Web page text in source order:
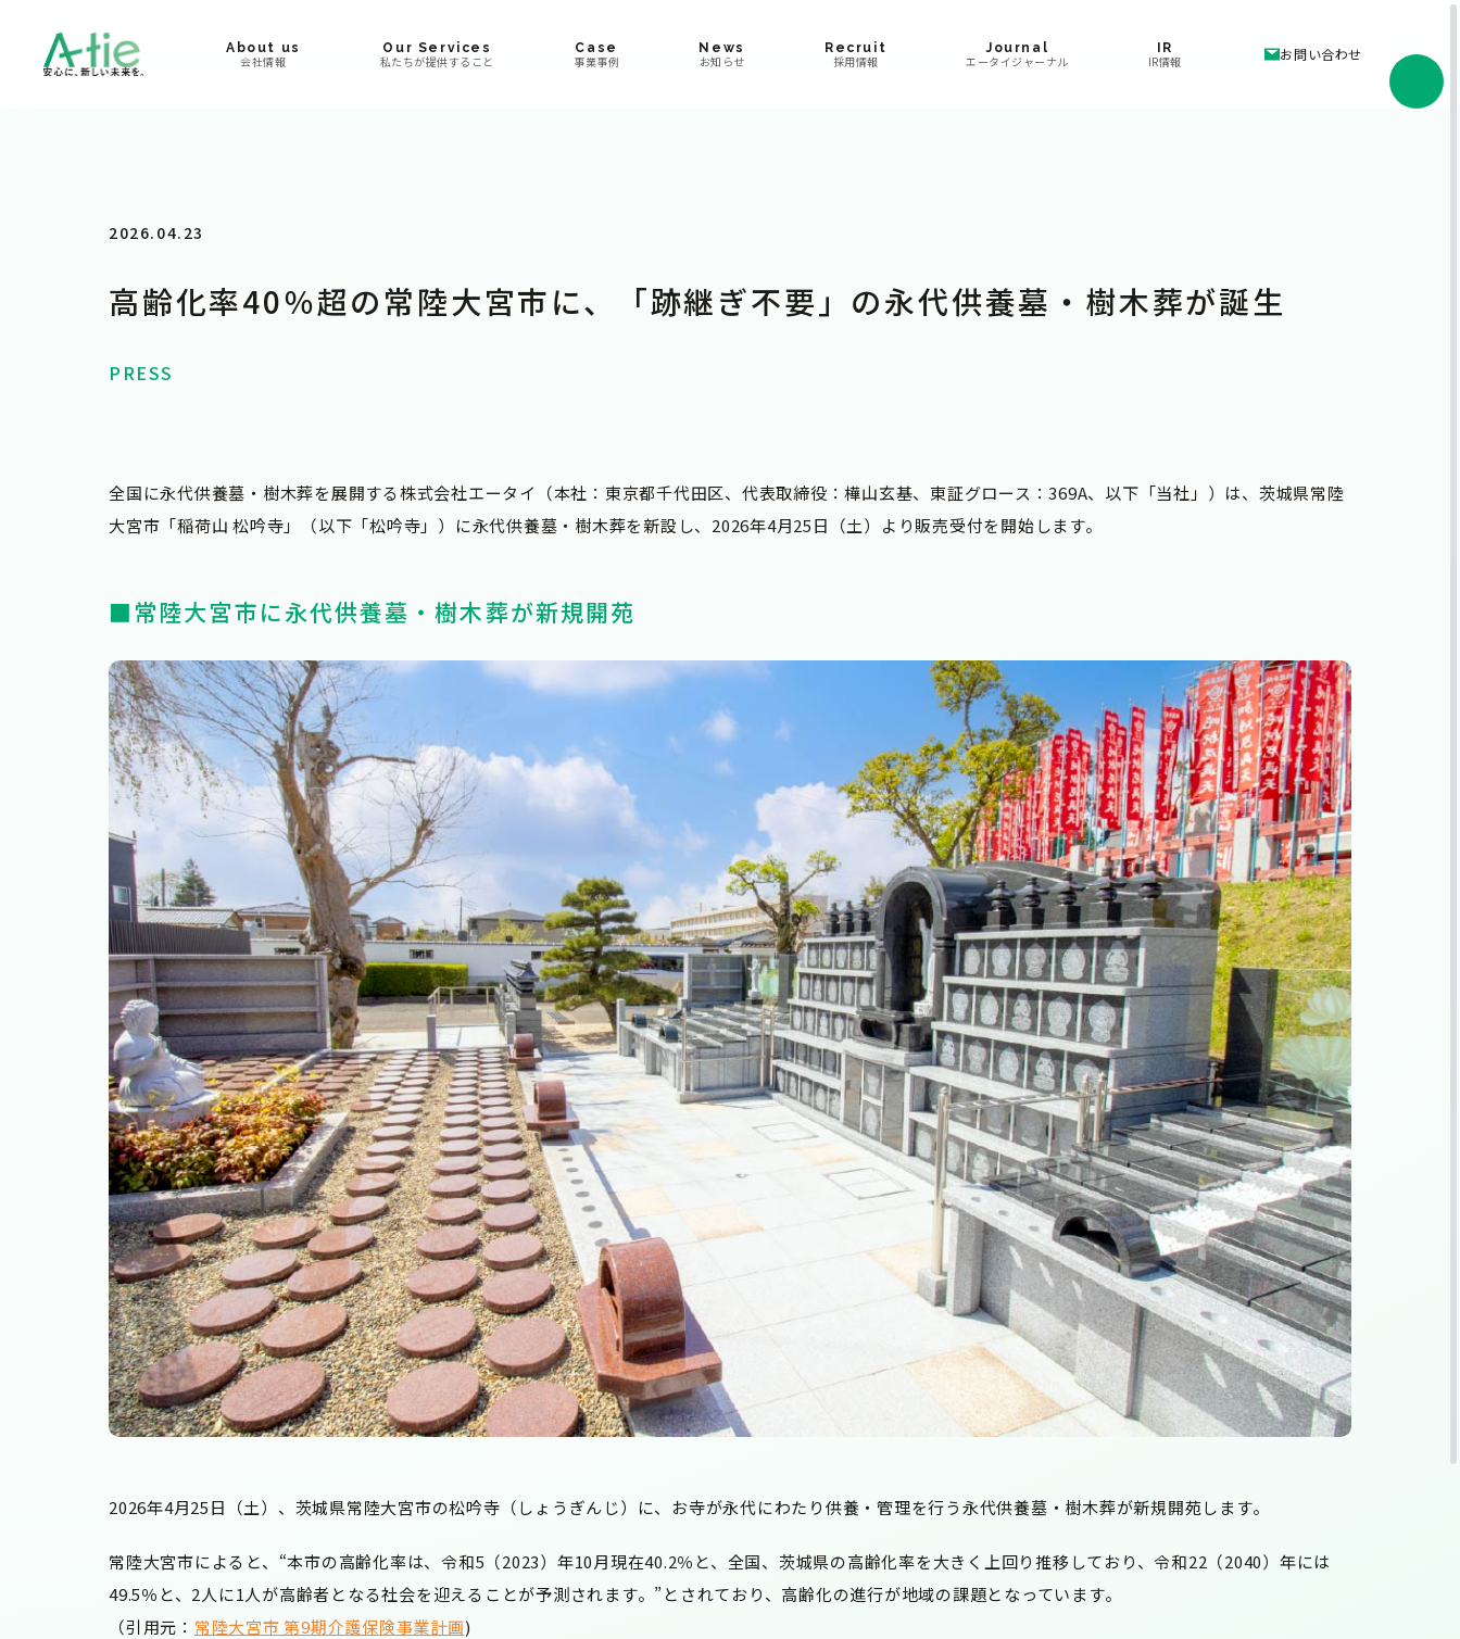
About us
会社情報
Our Services
私たちが提供すること
Case
事業事例
News
お知らせ
Recruit
採用情報
Journal
エータイジャーナル
IR
IR情報 お問い合わせ
2026.04.23
高齢化率40％超の常陸大宮市に、「跡継ぎ不要」の永代供養墓・樹木葬が誕生
PRESS
全国に永代供養墓・樹木葬を展開する株式会社エータイ（本社：東京都千代田区、代表取締役：樺山玄基、東証グロース：369A、以下「当社」）は、茨城県常陸
大宮市「稲荷山 松吟寺」（以下「松吟寺」）に永代供養墓・樹木葬を新設し、2026年4月25日（土）より販売受付を開始します。
■常陸大宮市に永代供養墓・樹木葬が新規開苑
2026年4月25日（土）、茨城県常陸大宮市の松吟寺（しょうぎんじ）に、お寺が永代にわたり供養・管理を行う永代供養墓・樹木葬が新規開苑します。
常陸大宮市によると、 “本市の高齢化率は、令和5（2023）年10月現在40.2％と、全国、茨城県の高齢化率を大きく上回り推移しており、令和22（2040）年には
49.5％と、2人に1人が高齢者となる社会を迎えることが予測されます。”とされており、高齢化の進行が地域の課題となっています。
（引用元： 常陸大宮市 第9期介護保険事業計画)